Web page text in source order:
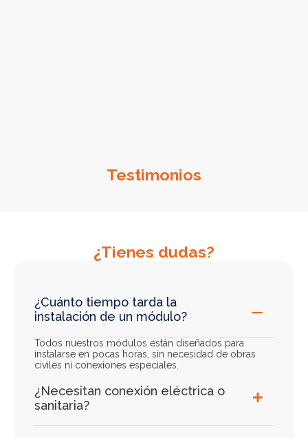
Testimonios
¿Tienes dudas?
¿Cuánto tiempo tarda la
instalación de un módulo?
Todos nuestros módulos están diseñados para
instalarse en pocas horas, sin necesidad de obras
civiles ni conexiones especiales.
¿Necesitan conexión eléctrica o
sanitaria?